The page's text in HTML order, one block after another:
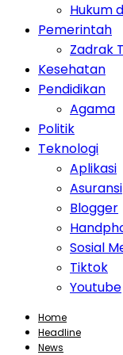
Hukum
Pemerintah
Zadrak
Kesehatan
Pendidikan
Agama
Politik
Teknologi
Aplikasi
Asuransi
Blogger
Sosial
Tiktok
Youtube
Home
Headline
News